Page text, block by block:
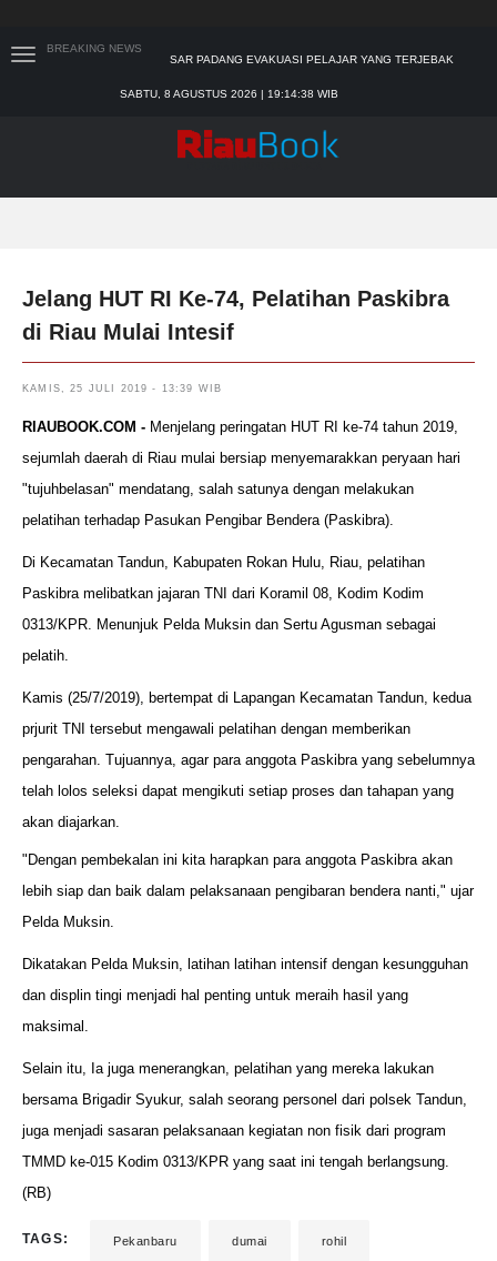
BREAKING NEWS
BUPATI KAMPAR APRESIASI SEKTOR PERTANIAN
SEKDA RIAU APRESIASI PLT GUBERNUR TERKAIT
TIM MANGGALA AGNI MASIH LAKUKAN PEMADAMAN
KEBAKARAN HUTAN DAN LAHAN
SAR PADANG EVAKUASI PELAJAR YANG TERJEBAK
SABTU, 8 AGUSTUS 2026 | 19:14:40 WIB
Jelang HUT RI Ke-74, Pelatihan Paskibra
di Riau Mulai Intesif
KAMIS, 25 JULI 2019 - 13:39 WIB
RIAUBOOK.COM - Menjelang peringatan HUT RI ke-74 tahun 2019,
sejumlah daerah di Riau mulai bersiap menyemarakkan peryaan hari
"tujuhbelasan" mendatang, salah satunya dengan melakukan
pelatihan terhadap Pasukan Pengibar Bendera (Paskibra).
Di Kecamatan Tandun, Kabupaten Rokan Hulu, Riau, pelatihan
Paskibra melibatkan jajaran TNI dari Koramil 08, Kodim Kodim
0313/KPR. Menunjuk Pelda Muksin dan Sertu Agusman sebagai
pelatih.
Kamis (25/7/2019), bertempat di Lapangan Kecamatan Tandun, kedua
prjurit TNI tersebut mengawali pelatihan dengan memberikan
pengarahan. Tujuannya, agar para anggota Paskibra yang sebelumnya
telah lolos seleksi dapat mengikuti setiap proses dan tahapan yang
akan diajarkan.
"Dengan pembekalan ini kita harapkan para anggota Paskibra akan
lebih siap dan baik dalam pelaksanaan pengibaran bendera nanti," ujar
Pelda Muksin.
Dikatakan Pelda Muksin, latihan latihan intensif dengan kesungguhan
dan displin tingi menjadi hal penting untuk meraih hasil yang
maksimal.
Selain itu, Ia juga menerangkan, pelatihan yang mereka lakukan
bersama Brigadir Syukur, salah seorang personel dari polsek Tandun,
juga menjadi sasaran pelaksanaan kegiatan non fisik dari program
TMMD ke-015 Kodim 0313/KPR yang saat ini tengah berlangsung.
(RB)
TAGS: Pekanbaru dumai rohil